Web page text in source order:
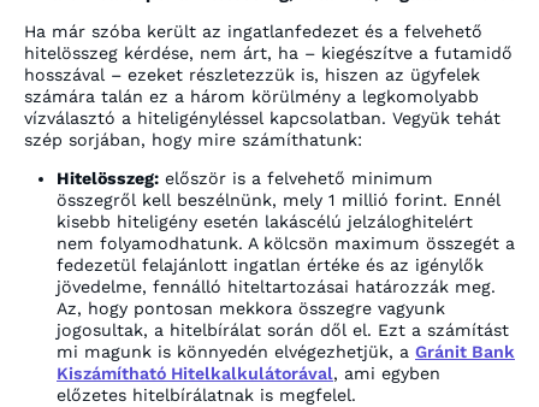
Ha már szóba került az ingatlanfedezet és a felvehető
hitelösszeg kérdése, nem árt, ha – kiegészítve a futamidő
hosszával – ezeket részletezzük is, hiszen az ügyfelek
számára talán ez a három körülmény a legkomolyabb
vízválasztó a hiteligényléssel kapcsolatban. Vegyük tehát
szép sorjában, hogy mire számíthatunk:
Hitelösszeg: először is a felvehető minimum
összegről kell beszélnünk, mely 1 millió forint. Ennél
kisebb hiteligény esetén lakáscélú jelzáloghitelért
nem folyamodhatunk. A kölcsön maximum összegét a
fedezetül felajánlott ingatlan értéke és az igénylők
jövedelme, fennálló hiteltartozásai határozzák meg.
Az, hogy pontosan mekkora összegre vagyunk
jogosultak, a hitelbírálat során dől el. Ezt a számítást
mi magunk is könnyedén elvégezhetjük, a Gránit Bank
Kiszámítható Hitelkalkulátorával, ami egyben
előzetes hitelbírálatnak is megfelel.